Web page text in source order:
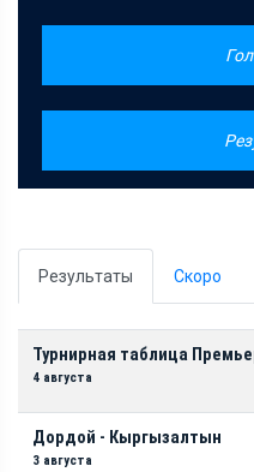
Результаты Скоро
Турнирная таблица
4 августа
Дордой - Кыргызалтын
3 августа